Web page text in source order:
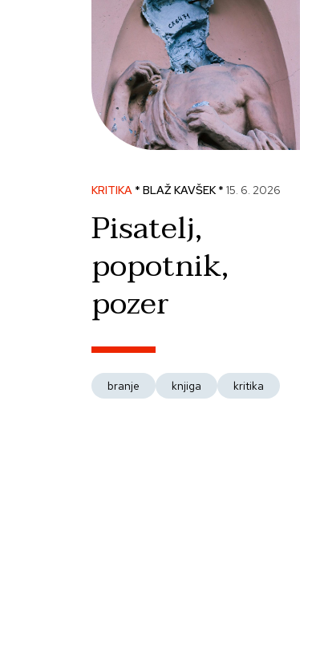
KRITIKA * BLAŽ KAVŠEK *15. 6. 2026
Pisatelj,
popotnik,
pozer
branje knjiga kritika